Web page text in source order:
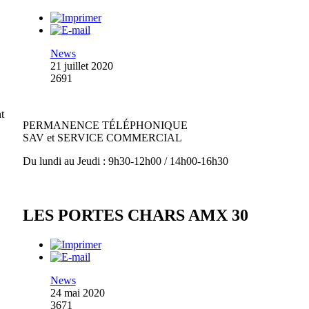
News
21 juillet 2020
2691
PERMANENCE TÉLÉPHONIQUE
SAV et SERVICE COMMERCIAL
Du lundi au Jeudi : 9h30-12h00 / 14h00-16h30
LES PORTES CHARS AMX 30
News
24 mai 2020
3671